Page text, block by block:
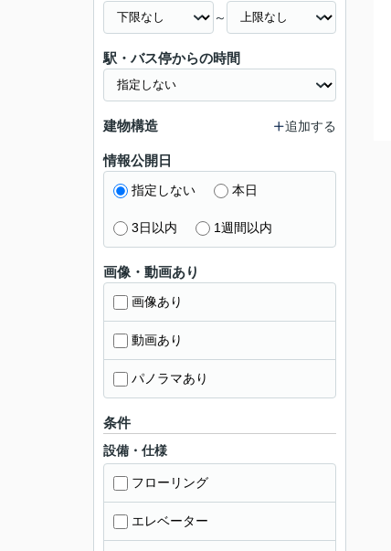
～
駅・バス停からの時間
建物構造 追加する
情報公開日
指定しない 本日
3日以内 1週間以内
画像・動画あり
画像あり
動画あり
パノラマあり
条件
設備・仕様
フローリング
エレベーター